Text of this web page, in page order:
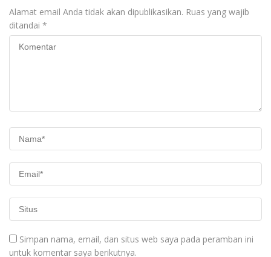
Alamat email Anda tidak akan dipublikasikan. Ruas yang wajib
ditandai *
Simpan nama, email, dan situs web saya pada peramban ini
untuk komentar saya berikutnya.